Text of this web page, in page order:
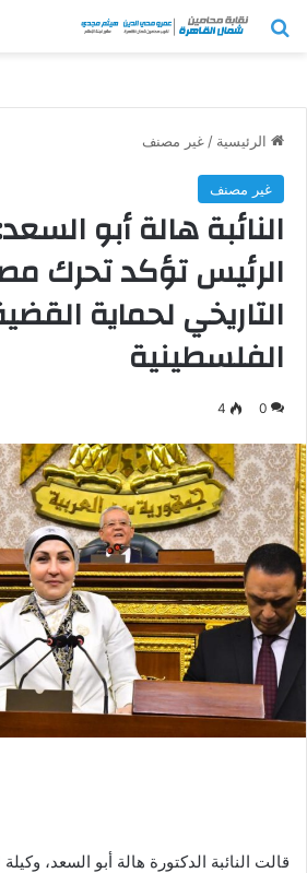
بحث عن
الرئيسية / غير مصنف
غير مصنف
النائبة هالة أبو
الرئيس تؤكد تحرك
التاريخي لحماية
الفلسطينية
0
4
قالت النائبة الدكتورة هالة أبو السعد،